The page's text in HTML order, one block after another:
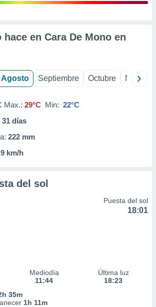
en Cara De Mono en
Agosto Septiembre Octubre
Max.: 29°C Min: 22°C
31 días
222 mm
9 km/h
del sol
Puesta del sol
18:01
Mediodía
11:44
Última luz
18:23
35m
1h 11m